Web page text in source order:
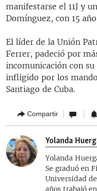
manifestarse el 11J y
Domínguez, con 15
El líder de la Unión
Ferrer, padeció por
incomunicación con
infligido por los
Santiago de Cuba.
Compartir
Yolanda
Yolanda
Se graduó en
Universidad
años trabajó